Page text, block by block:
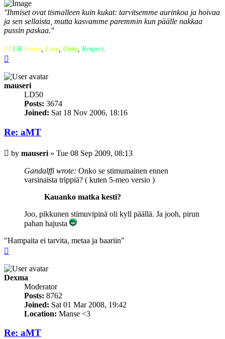
''Ihmiset ovat tismalleen kuin kukat: tarvitsemme aurinkoa ja hoivaa
ja sen sellaista, mutta kasvamme paremmin kun päälle nakkaa
pussin paskaa.''
PLUR Peace, Love, Unity, Respect.
mauseri
LD50
Posts: 3674
Joined: Sat 18 Nov 2006, 18:16
Re: aMT
Post
by mauseri » Tue 08 Sep 2009, 08:13
Gandalffi wrote: Onko se stimumainen ennen
varsinaista trippiä? ( kuten 5-meo versio )
Kauanko matka kesti?
Joo, pikkunen stimuvipinä oli kyll päällä. Ja jooh, pirun
pahan hajusta
"Hampaita ei tarvita, metaa ja baariin"
Dexma
Moderator
Posts: 8762
Joined: Sat 01 Mar 2008, 19:42
Location: Manse <3
Re: aMT